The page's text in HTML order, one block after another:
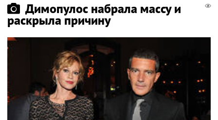
Димопулос набрала массу и
раскрыла причину